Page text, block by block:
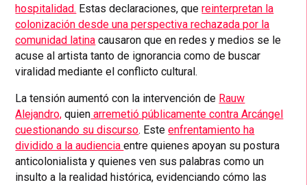
hospitalidad. Estas declaraciones, quereinterpretan la
colonización desde una perspectiva rechazada por la
comunidad latina causaron que en redes y medios se le
acuse al artista tanto de ignorancia como de buscar
viralidad mediante el conflicto cultural.
La tensión aumentó con la intervención de Rauw
Alejandro, quien arremetió públicamente contra Arcángel
cuestionando su discurso. Esteenfrentamiento ha
dividido a la audienciaentre quienes apoyan su postura
anticolonialista y quienes ven sus palabras como un
insulto a la realidad histórica, evidenciando cómo las